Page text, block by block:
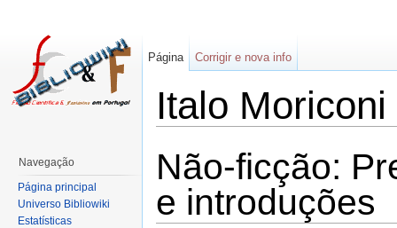
Italo Moriconi
Não-ficção:
e introduções
Página Corrigir e nova info
Navegação
Página principal
Universo Bibliowiki
Estatísticas